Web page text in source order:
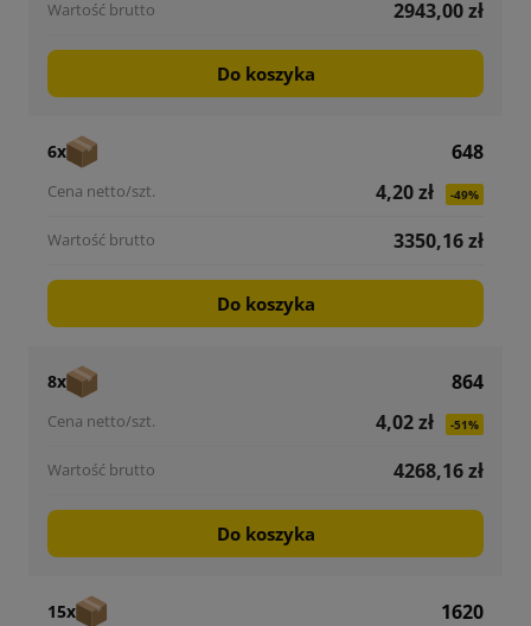
2943,00 zł
Do koszyka
6x
648
4,20 zł
-49%
3350,16 zł
Do koszyka
8x
864
4,02 zł
-51%
4268,16 zł
Do koszyka
15x
1620